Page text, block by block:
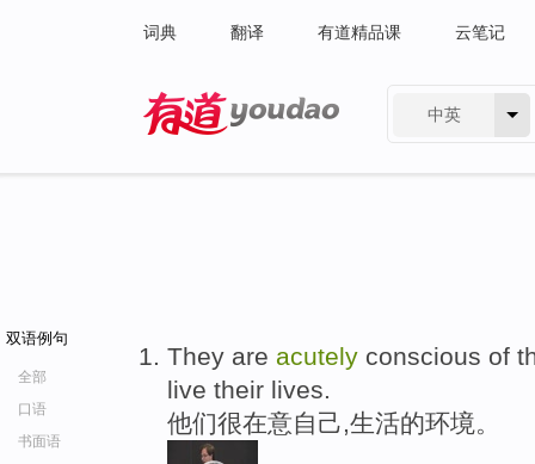
词典 翻译 有道精品课 云笔记
中英
双语例句
全部
口语
书面语
They are acutely conscious of
live their lives.
他们很在意自己,生活的环境。